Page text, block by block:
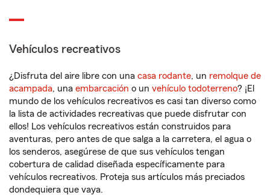
Vehículos recreativos
¿Disfruta del aire libre con una casa rodante, un remolque de
acampada, una embarcación o un vehículo todoterreno? ¡El
mundo de los vehículos recreativos es casi tan diverso como
la lista de actividades recreativas que puede disfrutar con
ellos! Los vehículos recreativos están construidos para
aventuras, pero antes de que salga a la carretera, el agua o
los senderos, asegúrese de que sus vehículos tengan
cobertura de calidad diseñada específicamente para
vehículos recreativos. Proteja sus artículos más preciados
dondequiera que vaya.